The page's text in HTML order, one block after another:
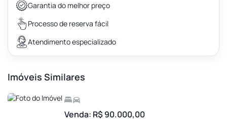
Garantia do melhor preço
Processo de reserva fácil
Atendimento especializado
Imóveis Similares
Venda: R$ 90.000,00